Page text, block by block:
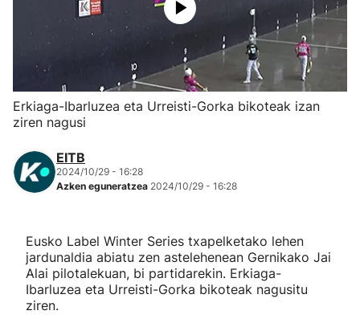
Herri-kirolak
Eskubaloia
Kirolak 360
Atletismoa
Kirol gehiago
"Helmuga"
Erkiaga-Ibarluzea eta Urreisti-Gorka bikoteak izan
ziren nagusi
EITB
2024/10/29 - 16:28
Azken eguneratzea 2024/10/29 - 16:28
Eusko Label Winter Series txapelketako lehen
jardunaldia abiatu zen astelehenean Gernikako Jai
Alai pilotalekuan, bi partidarekin. Erkiaga-
Ibarluzea eta Urreisti-Gorka bikoteak nagusitu
ziren.